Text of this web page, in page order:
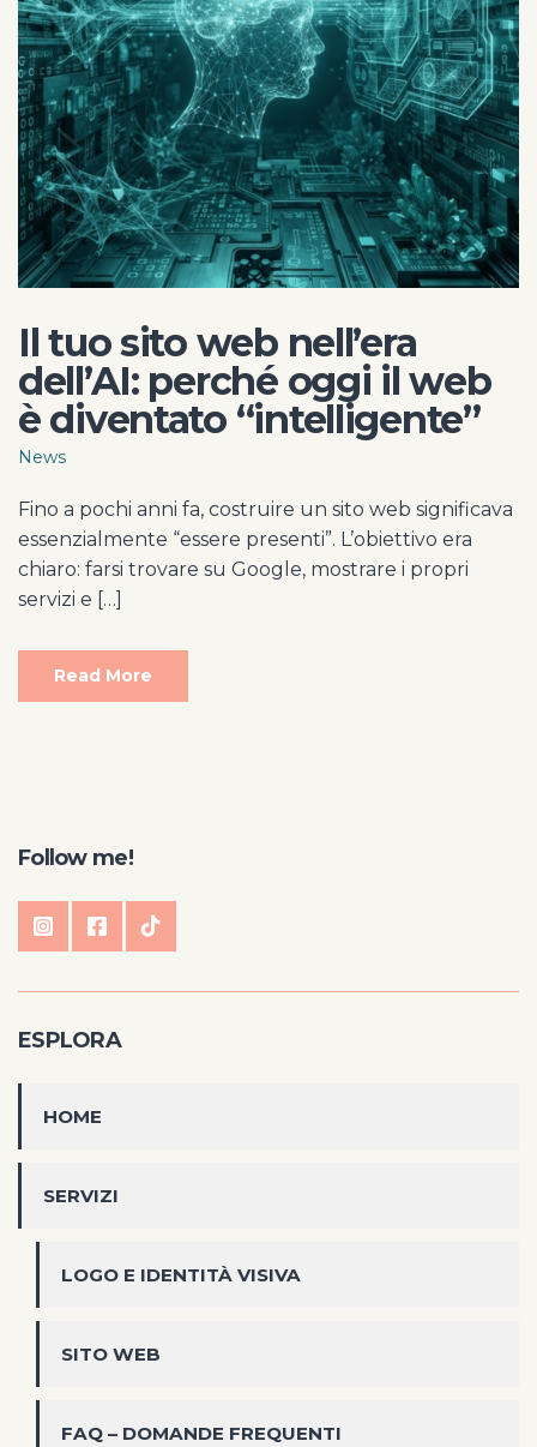
Il tuo sito web nell’era
dell’AI: perché oggi il web
è diventato “intelligente”
News
Fino a pochi anni fa, costruire un sito web significava
essenzialmente “essere presenti”. L’obiettivo era
chiaro: farsi trovare su Google, mostrare i propri
servizi e […]
Read More
Follow me!
ESPLORA
HOME
SERVIZI
LOGO E IDENTITÀ VISIVA
SITO WEB
FAQ – DOMANDE FREQUENTI